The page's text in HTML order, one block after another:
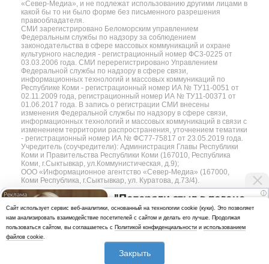
«Север-Медиа», и не подлежат использованию другими лицами в
какой бы то ни было форме без письменного разрешения
правообладателя.
СМИ зарегистрировано Беломорским управлением
Федеральным службы по надзору за соблюдением
законодательства в сфере массовых коммуникаций и охране
культурного наследия - регистрационный номер ФС3-0225 от
03.03.2006 года. СМИ перерегистрировано Управлением
Федеральной службы по надзору в сфере связи,
информационных технологий и массовых коммуникаций по
Республике Коми - регистрационный номер ИА № ТУ11-0051 от
02.11.2009 года, регистрационный номер ИА № ТУ11-00371 от
01.06.2017 года. В запись о регистрации СМИ внесены
изменения Федеральной службы по надзору в сфере связи,
информационных технологий и массовых коммуникаций в связи с
изменением территории распространения, уточнением тематики
- регистрационный номер ИА № ФС77-75817 от 23.05.2019 года.
Учредитель (соучредители): Администрация Главы Республики
Коми и Правительства Республики Коми (167010, Республика
Коми, г.Сыктывкар, ул.Коммунистическая, д.9);
ООО «Информационное агентство «Север-Медиа» (167000,
Коми Республика, г.Сыктывкар, ул. Куратова, д.73/4).
Разработка сайта — web-студия «Цифровой Век»
i
"Потеряли стыд в погоне
за "Диором": Поплавская
вмазала семейкеПолитика
конфиденциальности
Использование аналитики и файлов куки
Cайт использует сервис веб-аналитики, основанный на технологии cookie (куки). Это позволяет
нам анализировать взаимодействие посетителей с сайтом и делать его лучше. Продолжая
пользоваться сайтом, вы соглашаетесь с Политикой конфиденциальности и использованием
файлов cookie.
Закрыть